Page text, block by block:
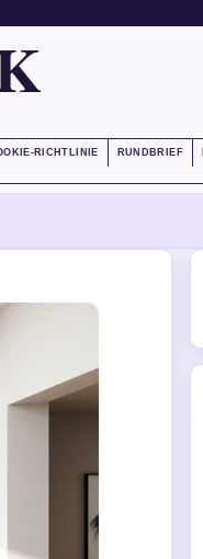
RICHTLINIE RUNDBRIEF